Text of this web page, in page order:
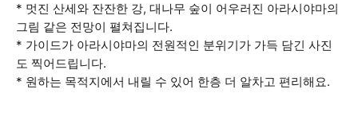
* 멋진 산세와 잔잔한 강, 대나무 숲이 어우러진 아라시야마의
그림 같은 전망이 펼쳐집니다.
* 가이드가 아라시야마의 전원적인 분위기가 가득 담긴 사진
도 찍어드립니다.
* 원하는 목적지에서 내릴 수 있어 한층 더 알차고 편리해요.